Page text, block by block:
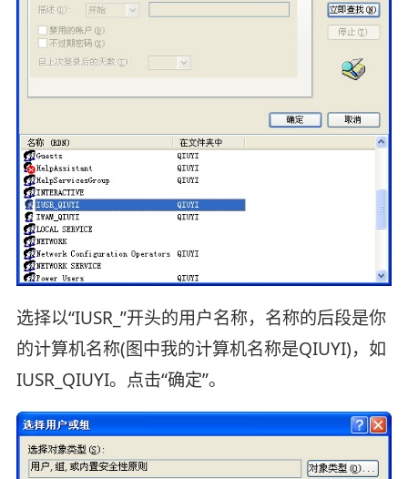
选择以“IUSR_”开头的用户名称，名称的后段是你
的计算机名称(图中我的计算机名称是QIUYI)，如
IUSR_QIUYI。点击“确定”。